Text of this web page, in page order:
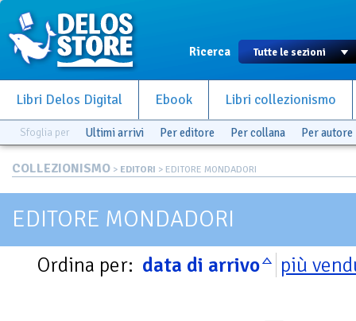
Ricerca
Libri Delos Digital Ebook Libri collezionismo
Sfoglia per Ultimi arrivi Per editore Per collana Per autore
COLLEZIONISMO > EDITORI > EDITORE MONDADORI
EDITORE MONDADORI
Ordina per: data di arrivo più